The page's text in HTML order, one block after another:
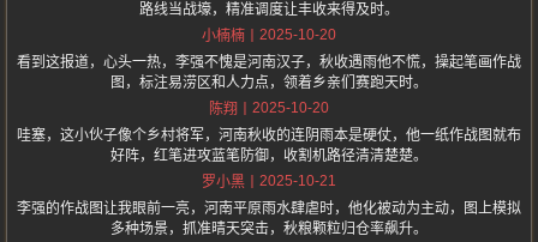
路线当战壕，精准调度让丰收来得及时。
小楠楠
2025-10-20
看到这报道，心头一热，李强不愧是河南汉子，秋收遇雨他不慌，操起笔画作战
图，标注易涝区和人力点，领着乡亲们赛跑天时。
陈翔
2025-10-20
哇塞，这小伙子像个乡村将军，河南秋收的连阴雨本是硬仗，他一纸作战图就布
好阵，红笔进攻蓝笔防御，收割机路径清清楚楚。
罗小黑
2025-10-21
李强的作战图让我眼前一亮，河南平原雨水肆虐时，他化被动为主动，图上模拟
多种场景，抓准晴天突击，秋粮颗粒归仓率飙升。